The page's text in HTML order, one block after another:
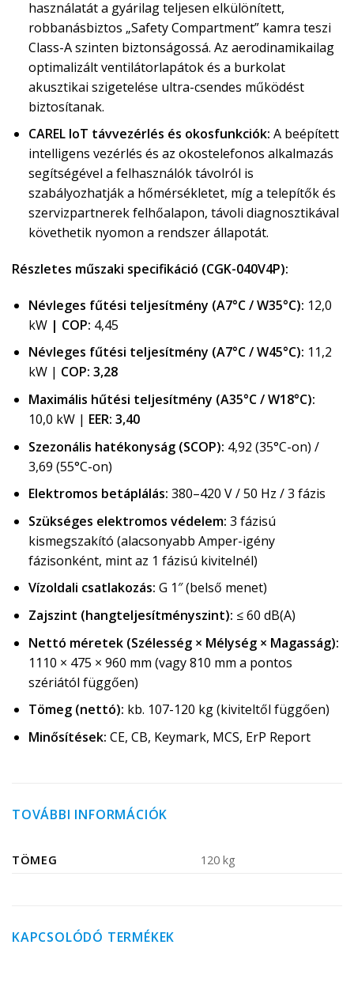
használatát a gyárilag teljesen elkülönített,
robbanásbiztos „Safety Compartment” kamra teszi
Class-A szinten biztonságossá. Az aerodinamikailag
optimalizált ventilátorlapátok és a burkolat
akusztikai szigetelése ultra-csendes működést
biztosítanak.
CAREL IoT távvezérlés és okosfunkciók: A beépített
intelligens vezérlés és az okostelefonos alkalmazás
segítségével a felhasználók távolról is
szabályozhatják a hőmérsékletet, míg a telepítők és
szervizpartnerek felhőalapon, távoli diagnosztikával
követhetik nyomon a rendszer állapotát.
Részletes műszaki specifikáció (CGK-040V4P):
Névleges fűtési teljesítmény (A7°C / W35°C): 12,0
kW| COP: 4,45
Névleges fűtési teljesítmény (A7°C / W45°C): 11,2
kW | COP: 3,28
Maximális hűtési teljesítmény (A35°C / W18°C):
10,0 kW | EER: 3,40
Szezonális hatékonyság (SCOP): 4,92 (35°C-on) /
3,69 (55°C-on)
Elektromos betáplálás: 380–420 V / 50 Hz / 3 fázis
Szükséges elektromos védelem: 3 fázisú
kismegszakító (alacsonyabb Amper-igény
fázisonként, mint az 1 fázisú kivitelnél)
Vízoldali csatlakozás: G 1″ (belső menet)
Zajszint (hangteljesítményszint): ≤ 60 dB(A)
Nettó méretek (Szélesség × Mélység × Magasság):
1110 × 475 × 960 mm (vagy 810 mm a pontos
szériától függően)
Tömeg (nettó): kb. 107-120 kg (kiviteltől függően)
Minősítések: CE, CB, Keymark, MCS, ErP Report
TOVÁBBI INFORMÁCIÓK
TÖMEG 120 kg
KAPCSOLÓDÓ TERMÉKEK